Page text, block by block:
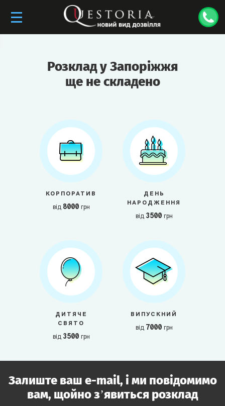
Розклад у Запоріжжя
ще не складено
КОРПОРАТИВ
від 8000 грн
ДЕНЬ
НАРОДЖЕННЯ
від 3500 грн
ДИТЯЧЕ
СВЯТО
від 3500 грн
ВИПУСКНИЙ
від 7000 грн
Залиште ваш e-mail, і ми повідомимо
вам, щойно з’явиться розклад